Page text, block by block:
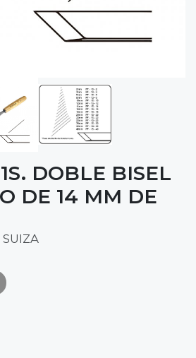
DOBLE BISEL
DE 14 MM DE